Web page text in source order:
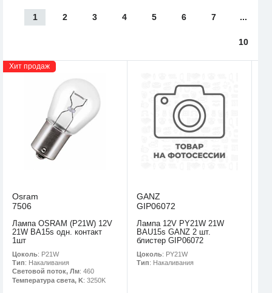
1 2 3 4 5 6 7 ...
10
Хит продаж
Osram
7506
Лампа OSRAM (P21W) 12V
21W BA15s одн. контакт
1шт
Цоколь: P21W
Тип: Накаливания
Световой поток, Лм: 460
Температура света, K: 3250K
GANZ
GIP06072
Лампа 12V PY21W 21W
BAU15s GANZ 2 шт.
блистер GIP06072
Цоколь: PY21W
Тип: Накаливания